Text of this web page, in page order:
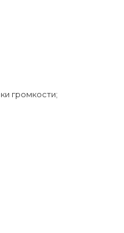
громкости;